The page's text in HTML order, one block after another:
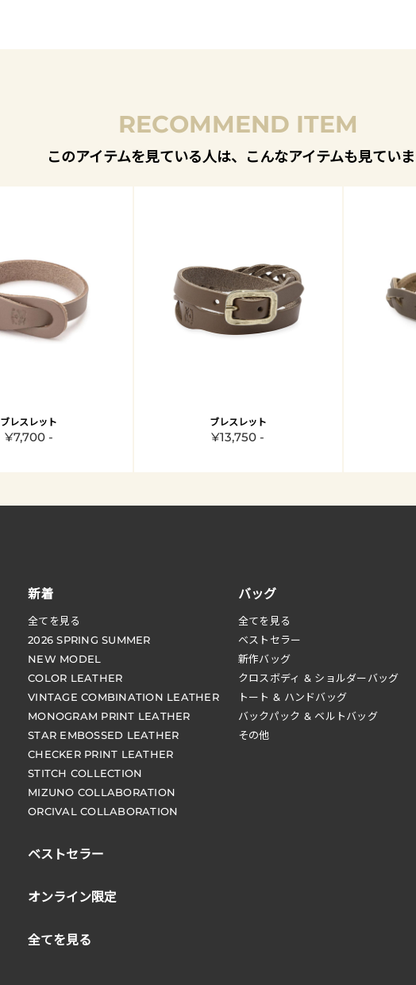
RECOMMEND ITEM
このアイテムを見ている人は、こんなアイテムも見てい
ブレスレット
¥7,700 -
ブレスレット
¥13,750 -
新着
全てを見る
2026 SPRING SUMMER
NEW MODEL
COLOR LEATHER
VINTAGE COMBINATION LEATHER
MONOGRAM PRINT LEATHER
STAR EMBOSSED LEATHER
CHECKER PRINT LEATHER
STITCH COLLECTION
MIZUNO COLLABORATION
ORCIVAL COLLABORATION
ベストセラー
オンライン限定
全てを見る
バッグ
全てを見る
ベストセラー
新作バッグ
クロスボディ & ショルダーバッグ
トート & ハンドバッグ
バックパック & ベルトバッグ
その他